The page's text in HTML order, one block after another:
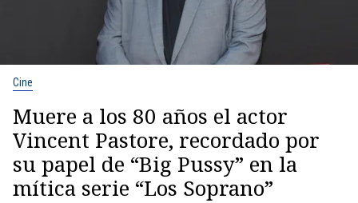
Cine
Muere a los 80 años el actor
Vincent Pastore, recordado por
su papel de “Big Pussy” en la
mítica serie “Los Soprano”